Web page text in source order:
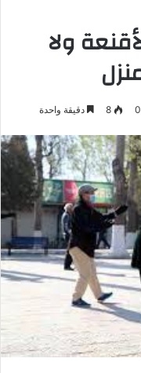
ولا
0
8 دقيقة واحدة